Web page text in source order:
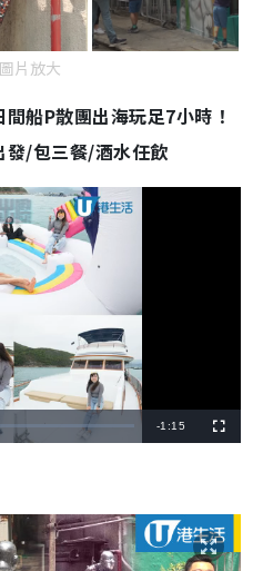
片放大
船P散團出海玩足7小時！
發/包三餐/酒水任飲
R
a
i
-1:15
u
n